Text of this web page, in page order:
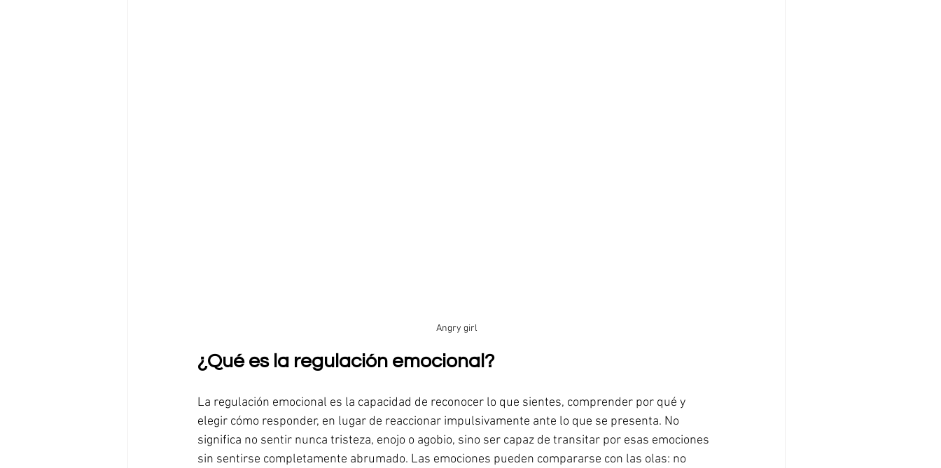
Angry girl
¿Qué es la regulación emocional?
La regulación emocional es la capacidad de reconocer lo que sientes, comprender por qué y
elegir cómo responder, en lugar de reaccionar impulsivamente ante lo que se presenta. No
significa no sentir nunca tristeza, enojo o agobio, sino ser capaz de transitar por esas emociones
sin sentirse completamente abrumado. Las emociones pueden compararse con las olas: no